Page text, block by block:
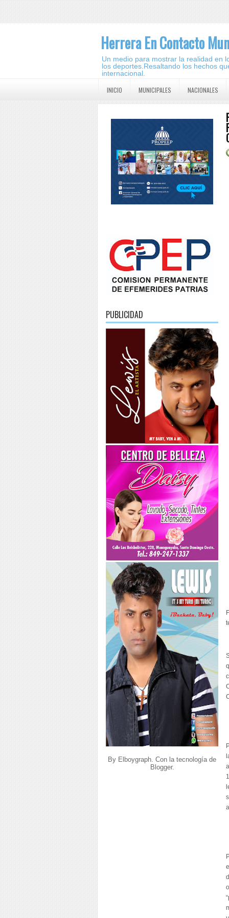
Herrera En Contacto
Un medio para mostrar la realidad en
los deportes.Resaltando los hechos
internacional.
INICIO MUNICIPALES NACIONALES
PUBLICIDAD
By Elboygraph. Con la tecnología de
Blogger.